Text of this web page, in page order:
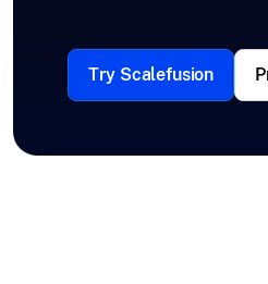
Try Scalefusion